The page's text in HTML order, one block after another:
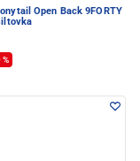
Open Back 9FORTY
%